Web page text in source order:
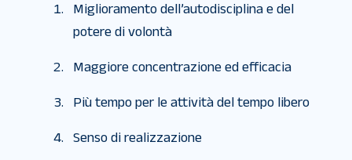
Miglioramento dell’autodisciplina e del
potere di volontà
Maggiore concentrazione ed efficacia
Più tempo per le attività del tempo libero
Senso di realizzazione